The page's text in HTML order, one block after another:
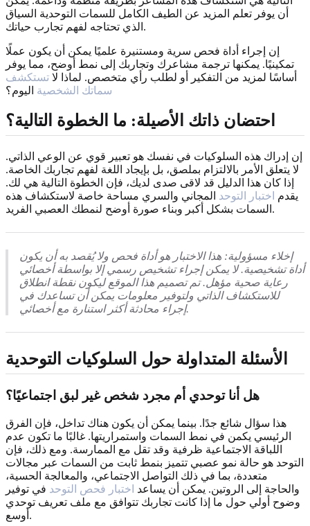
أن يوفر تعلم المزيد عن الطيف الكامل للسمات التوحدية السياق
الذي تحتاجه لفهم تجارب حياتك.
إن إجراء أداة فحص سرية ومستنيرة علميًا يمكن أن يكون عملًا
تمكينيًا. يمكنها ترجمة مشاعرك وتجاربك إلى نمط أوضح، مما يوفر
أساسًا لمزيد من التفكير أو لطلب رأي متخصص. لماذا لا تستكشف
سماتك الشخصية اليوم؟
احتضان ذاتك الأصيلة: ما الخطوة التالية؟
إن إدراك هذه السلوكيات في نفسك هو تعبير قوي عن الوعي الذاتي.
لا يتعلق الأمر بالالتزام بملصق، بل بإيجاد اللغة لفهم تجاربك الخاصة.
إذا كان هذا الدليل قد لاقى صدى لديك، فإن الخطوة التالية هي لك.
يقدم اختبار التوحد المجاني والسري مساحة خاصة لاستكشاف هذه
السمات بشكل أكبر وبناء صورة أوضح لنمطك العصبي الفريد.
إخلاء مسؤولية: هذا الاختبار هو أداة فحص ولا يُقصد به أن يكون
أداة تشخيصية. لا يمكن إجراء تشخيص رسمي إلا بواسطة أخصائي
رعاية صحية مؤهل. تم تصميم هذا الموقع ليكون نقطة انطلاق
للاستكشاف الذاتي ولتوفير معلومات يمكن أن تساعدك في
إجراء محادثة أكثر استنارة مع أخصائي.
الأسئلة المتداولة حول السلوكيات التوحدية
هل أنا توحدي أم مجرد شخص غير لبق اجتماعيًا؟
هذا سؤال شائع جدًا. بينما يمكن أن يكون هناك تداخل، فإن الفرق
الرئيسي يكمن في نمط السمات واستمراريتها. غالبًا ما تكون عدم
اللباقة الاجتماعية ظرفية وقد تقل مع الممارسة. ومع ذلك، فإن
التوحد هو حالة نمو عصبي تتميز بنمط ثابت من السمات عبر مجالات
متعددة، بما في ذلك التواصل الاجتماعي، والمعالجة الحسية،
والحاجة إلى الروتين. يمكن أن يساعد اختبار فحص التوحد في توفير
وضوح أولي حول ما إذا كانت تجاربك تتوافق مع ملف تعريف توحدي
أوسع.